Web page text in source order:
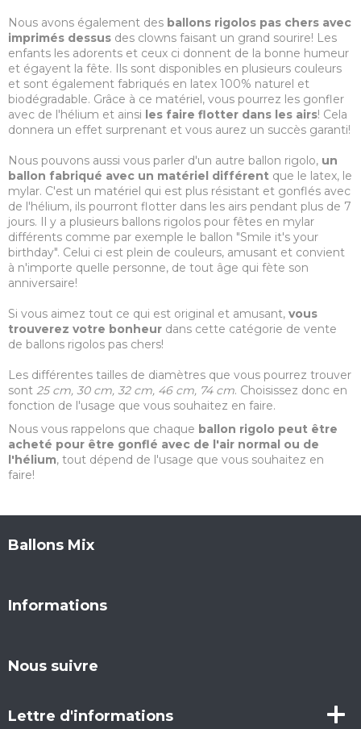
Nous avons également des ballons rigolos pas chers avec
imprimés dessus des clowns faisant un grand sourire! Les
enfants les adorents et ceux ci donnent de la bonne humeur
et égayent la fête. Ils sont disponibles en plusieurs couleurs
et sont également fabriqués en latex 100% naturel et
biodégradable. Grâce à ce matériel, vous pourrez les gonfler
avec de l'hélium et ainsi les faire flotter dans les airs! Cela
donnera un effet surprenant et vous aurez un succès garanti!
Nous pouvons aussi vous parler d'un autre ballon rigolo, un
ballon fabriqué avec un matériel différent que le latex, le
mylar. C'est un matériel qui est plus résistant et gonflés avec
de l'hélium, ils pourront flotter dans les airs pendant plus de 7
jours. Il y a plusieurs ballons rigolos pour fêtes en mylar
différents comme par exemple le ballon "Smile it's your
birthday". Celui ci est plein de couleurs, amusant et convient
à n'importe quelle personne, de tout âge qui fète son
anniversaire!
Si vous aimez tout ce qui est original et amusant, vous
trouverez votre bonheur dans cette catégorie de vente
de ballons rigolos pas chers!
Les différentes tailles de diamètres que vous pourrez trouver
sont 25 cm, 30 cm, 32 cm, 46 cm, 74 cm. Choisissez donc en
fonction de l'usage que vous souhaitez en faire.
Nous vous rappelons que chaque ballon rigolo peut être
acheté pour être gonflé avec de l'air normal ou de
l'hélium, tout dépend de l'usage que vous souhaitez en
faire!
Ballons Mix
Informations
Nous suivre
Lettre d'informations